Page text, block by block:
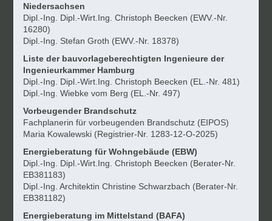
Niedersachsen
Dipl.-Ing. Dipl.-Wirt.Ing. Christoph Beecken (EWV.-Nr.
16280)
Dipl.-Ing. Stefan Groth (EWV.-Nr. 18378)
Liste der bauvorlageberechtigten Ingenieure der
Ingenieurkammer Hamburg
Dipl.-Ing. Dipl.-Wirt.Ing. Christoph Beecken (EL.-Nr.481)
Dipl.-Ing.Wiebke vom Berg (EL.-Nr.497)
Vorbeugender Brandschutz
Fachplanerin für vorbeugenden Brandschutz (EIPOS)
Maria Kowalewski (Registrier-Nr. 1283-12-O-2025)
Energieberatung für Wohngebäude (EBW)
Dipl.-Ing. Dipl.-Wirt.Ing. Christoph Beecken (Berater-Nr.
EB381183)
Dipl.-Ing. Architektin Christine Schwarzbach (Berater-Nr.
EB381182)
Energieberatung im Mittelstand (BAFA)